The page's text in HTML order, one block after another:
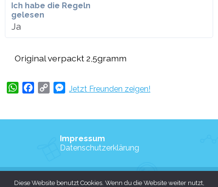
Ich habe die Regeln
gelesen
Ja
Original verpackt 2,5gramm
WhatsApp
Facebook
Copy Messenger
Jetzt Freunden zeigen!
Impressum
Datenschutzerklärung
Diese Website benutzt Cookies. Wenn du die Website weiter nutzt,